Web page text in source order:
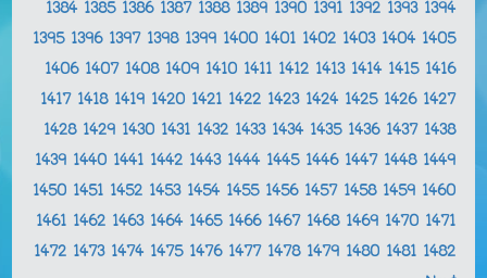
1384 1385 1386 1387 1388 1389 1390 1391 1392 1393 1394
1395 1396 1397 1398 1399 1400 1401 1402 1403 1404 1405
1406 1407 1408 1409 1410 1411 1412 1413 1414 1415 1416
1417 1418 1419 1420 1421 1422 1423 1424 1425 1426 1427
1428 1429 1430 1431 1432 1433 1434 1435 1436 1437 1438
1439 1440 1441 1442 1443 1444 1445 1446 1447 1448 1449
1450 1451 1452 1453 1454 1455 1456 1457 1458 1459 1460
1461 1462 1463 1464 1465 1466 1467 1468 1469 1470 1471
1472 1473 1474 1475 1476 1477 1478 1479 1480 1481 1482